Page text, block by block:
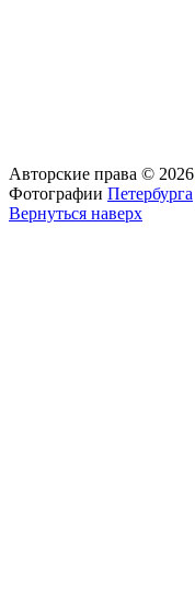
Авторские права © 2026
Фотографии Петербурга
Вернуться наверх